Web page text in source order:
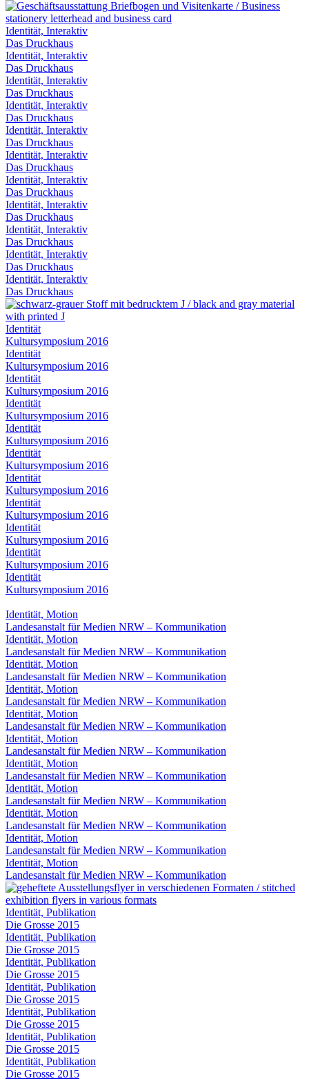
Identität, Interaktiv
Das Druckhaus
Identität, Interaktiv
Das Druckhaus
Identität, Interaktiv
Das Druckhaus
Identität, Interaktiv
Das Druckhaus
Identität, Interaktiv
Das Druckhaus
Identität, Interaktiv
Das Druckhaus
Identität, Interaktiv
Das Druckhaus
Identität, Interaktiv
Das Druckhaus
Identität, Interaktiv
Das Druckhaus
Identität, Interaktiv
Das Druckhaus
Identität, Interaktiv
Das Druckhaus
Identität
Kultursymposium 2016
Identität
Kultursymposium 2016
Identität
Kultursymposium 2016
Identität
Kultursymposium 2016
Identität
Kultursymposium 2016
Identität
Kultursymposium 2016
Identität
Kultursymposium 2016
Identität
Kultursymposium 2016
Identität
Kultursymposium 2016
Identität
Kultursymposium 2016
Identität
Kultursymposium 2016
Identität, Motion
Landesanstalt für Medien NRW – Kommunikation
Identität, Motion
Landesanstalt für Medien NRW – Kommunikation
Identität, Motion
Landesanstalt für Medien NRW – Kommunikation
Identität, Motion
Landesanstalt für Medien NRW – Kommunikation
Identität, Motion
Landesanstalt für Medien NRW – Kommunikation
Identität, Motion
Landesanstalt für Medien NRW – Kommunikation
Identität, Motion
Landesanstalt für Medien NRW – Kommunikation
Identität, Motion
Landesanstalt für Medien NRW – Kommunikation
Identität, Motion
Landesanstalt für Medien NRW – Kommunikation
Identität, Motion
Landesanstalt für Medien NRW – Kommunikation
Identität, Motion
Landesanstalt für Medien NRW – Kommunikation
Identität, Publikation
Die Grosse 2015
Identität, Publikation
Die Grosse 2015
Identität, Publikation
Die Grosse 2015
Identität, Publikation
Die Grosse 2015
Identität, Publikation
Die Grosse 2015
Identität, Publikation
Die Grosse 2015
Identität, Publikation
Die Grosse 2015